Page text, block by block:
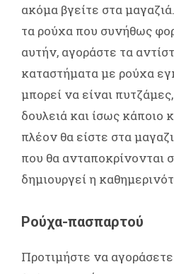
ακόμα βγείτε στα
τα ρούχα που συνήθως
αυτήν, αγοράστε τα
καταστήματα με ρούχα
μπορεί να είναι
δουλειά και ίσως κάποιο
πλέον θα είστε στα
που θα ανταποκρίνονται
δημιουργεί η
Ρούχα-πασπαρτού
Προτιμήστε να